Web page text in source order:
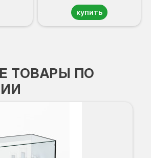
купить
ТОВАРЫ ПО